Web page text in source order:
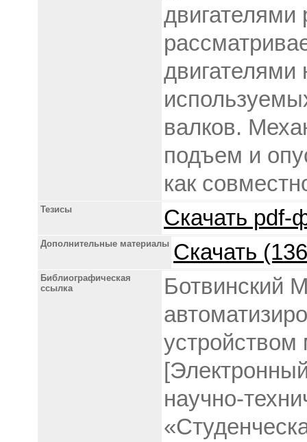
двигателями
валков.
подъем и
как
Тезисы Скачать pdf-
Дополнительные материалы Скачать
Библиографическая
ссылка
Ботвинский
устройством
научно-